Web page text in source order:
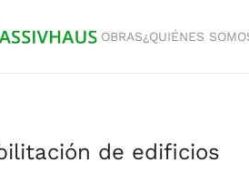
OBRAS¿QUIÉNES
de edificios